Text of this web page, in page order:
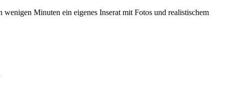
Minuten ein eigenes Inserat mit Fotos und realistischem